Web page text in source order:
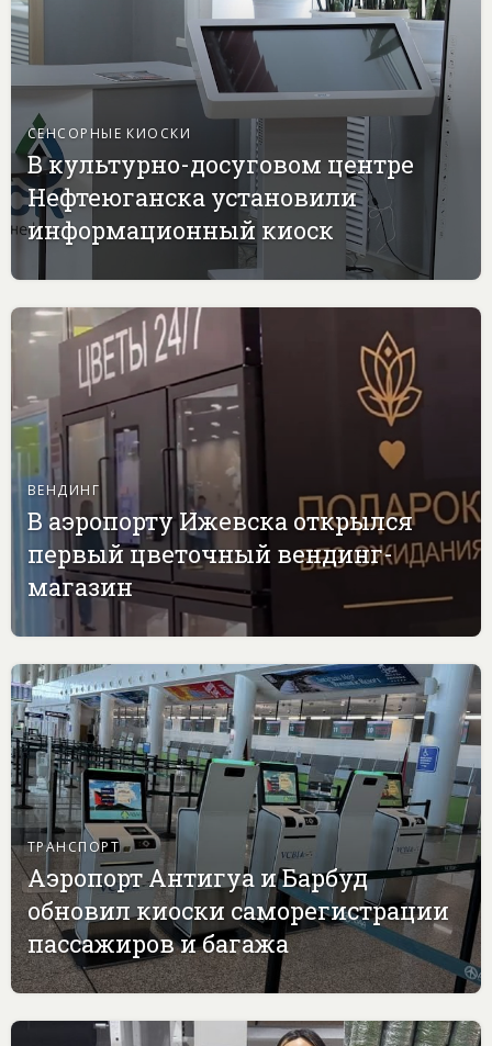
СЕНСОРНЫЕ КИОСКИ
В культурно-досуговом центре
Нефтеюганска установили
информационный киоск
ВЕНДИНГ
В аэропорту Ижевска открылся
первый цветочный вендинг-
магазин
ТРАНСПОРТ
Аэропорт Антигуа и Барбуд
обновил киоски саморегистрации
пассажиров и багажа